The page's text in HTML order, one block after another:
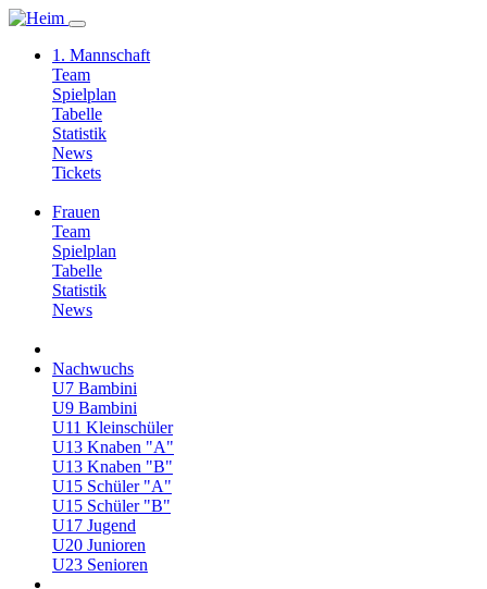
1. Mannschaft
Team
Spielplan
Tabelle
Statistik
News
Tickets
Frauen
Team
Spielplan
Tabelle
Statistik
News
Nachwuchs
U7 Bambini
U9 Bambini
U11 Kleinschüler
U13 Knaben "A"
U13 Knaben "B"
U15 Schüler "A"
U15 Schüler "B"
U17 Jugend
U20 Junioren
U23 Senioren